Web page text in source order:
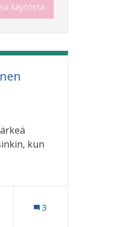
käytöstä
kun
3